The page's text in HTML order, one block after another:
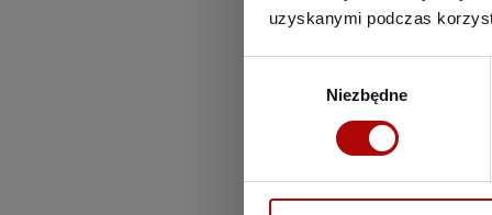
uzyskanymi podczas
Niezbędne